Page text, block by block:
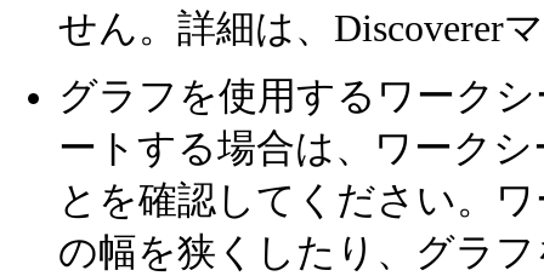
せん。詳細は、Discoverer
グラフを使用するワーク
ートする場合は、ワーク
とを確認してください。
の幅を狭くしたり、グラ